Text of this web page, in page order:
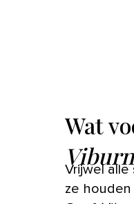
Wat
Vrijwel
ze houden